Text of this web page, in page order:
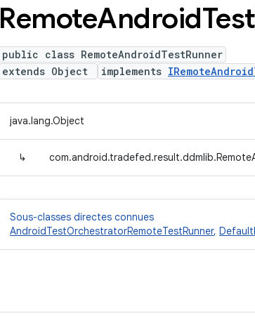
RemoteAndroidTest
public class RemoteAndroidTestRunner
extends Object
implements
java.lang.Object
↳
Sous-classes directes connues
AndroidTestOrchestratorRemoteTestRunner,